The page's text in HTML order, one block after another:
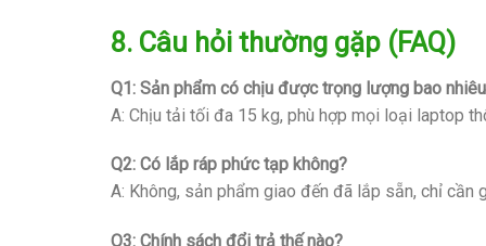
8. Câu hỏi thường gặp (FAQ)
Q1: Sản phẩm có chịu được trọng lượng bao
A: Chịu tải tối đa 15 kg, phù hợp mọi loại laptop
Q2: Có lắp ráp phức tạp không?
A: Không, sản phẩm giao đến đã lắp sẵn, chỉ cần
Q3: Chính sách đổi trả thế nào?